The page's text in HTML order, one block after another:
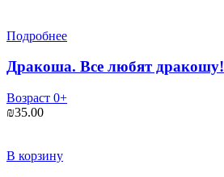
Подробнее
Дракоша. Все любят дракошу!
Возраст 0+
₪35.00
В корзину